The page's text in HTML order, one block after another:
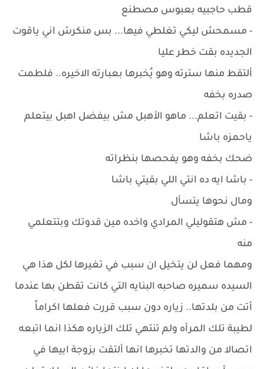
قطب حاجبيه بعبوس مصطنع
- مسمحش ليكي تغلطي فيها... بس منكرش اني ياقوت
الجديده بقت خطر عليا
ألتقط منها سترته وهو يُخبرها بعبارته الاخيره.. فلطمت
صدره بخفه
- بقيت اتعلم... ماهو الأهبل مش بيفضل اهبل بيتعلم
ياحمزه باشا
ضحك بخفه وهو يفحصها بنظراته
- باشا ايه ده انتي اللي بقيتي باشا
ومال نحوها يتسأل
- مش هتقوليلي المرادي واخده مين قدوتك وبتتعلمي
منه
ومهما فعل لن يتخيل ان سبب في تغيرها لكل هذا هي
السيده سميره صاحبه البنايه التي كانت تقطن بها عندما
أتت من بلدتها.. زياره دون سبب قررت فعلها اكراماً
لطيبة تلك المرأه ولم تنتهي تلك الزياره هكذا انما اتبعه
اتصالا من والدتها تخبرها انها ألتقت بزوجة ابيها في